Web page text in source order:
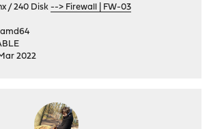
/ 240 Disk--> Firewall | FW-03
amd64
Mar 2022